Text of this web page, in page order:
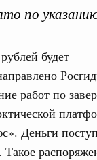
по
будет
работ по
Деньги
Такое
праздник